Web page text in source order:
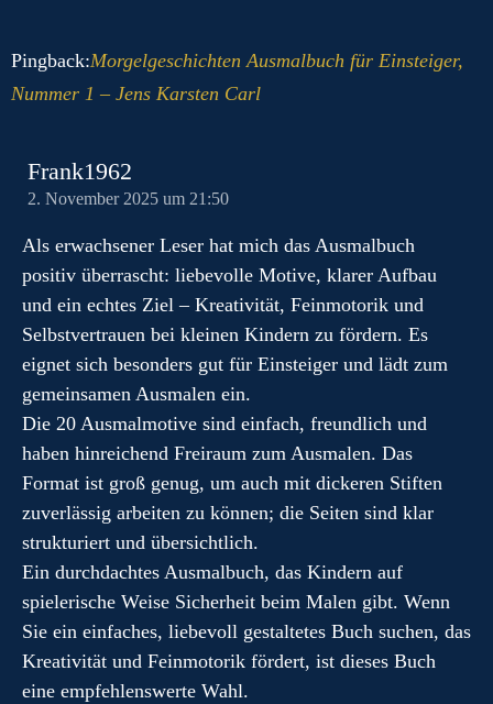
Pingback:Morgelgeschichten Ausmalbuch für Einsteiger,
Nummer 1 – Jens Karsten Carl
Frank1962
2. November 2025 um 21:50
Als erwachsener Leser hat mich das Ausmalbuch
positiv überrascht: liebevolle Motive, klarer Aufbau
und ein echtes Ziel – Kreativität, Feinmotorik und
Selbstvertrauen bei kleinen Kindern zu fördern. Es
eignet sich besonders gut für Einsteiger und lädt zum
gemeinsamen Ausmalen ein.
Die 20 Ausmalmotive sind einfach, freundlich und
haben hinreichend Freiraum zum Ausmalen. Das
Format ist groß genug, um auch mit dickeren Stiften
zuverlässig arbeiten zu können; die Seiten sind klar
strukturiert und übersichtlich.
Ein durchdachtes Ausmalbuch, das Kindern auf
spielerische Weise Sicherheit beim Malen gibt. Wenn
Sie ein einfaches, liebevoll gestaltetes Buch suchen, das
Kreativität und Feinmotorik fördert, ist dieses Buch
eine empfehlenswerte Wahl.